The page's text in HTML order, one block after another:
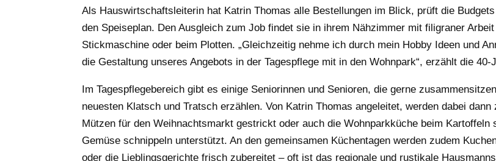
Als Hauswirtschaftsleiterin hat Katrin Thomas alle Bestellungen im Blick, prüft die
den Speiseplan. Den Ausgleich zum Job findet sie in ihrem Nähzimmer mit filigraner
Stickmaschine oder beim Plotten. „Gleichzeitig nehme ich durch mein Hobby Ideen und
die Gestaltung unseres Angebots in der Tagespflege mit in den Wohnpark“, erzählt die 40-
Im Tagespflegebereich gibt es einige Seniorinnen und Senioren, die gerne
neuesten Klatsch und Tratsch erzählen. Von Katrin Thomas angeleitet, werden dabei dann
Mützen für den Weihnachtsmarkt gestrickt oder auch die Wohnparkküche beim Kartoffeln
Gemüse schnippeln unterstützt. An den gemeinsamen Küchentagen werden zudem
oder die Lieblingsgerichte frisch zubereitet – oft ist das regionale und rustikale